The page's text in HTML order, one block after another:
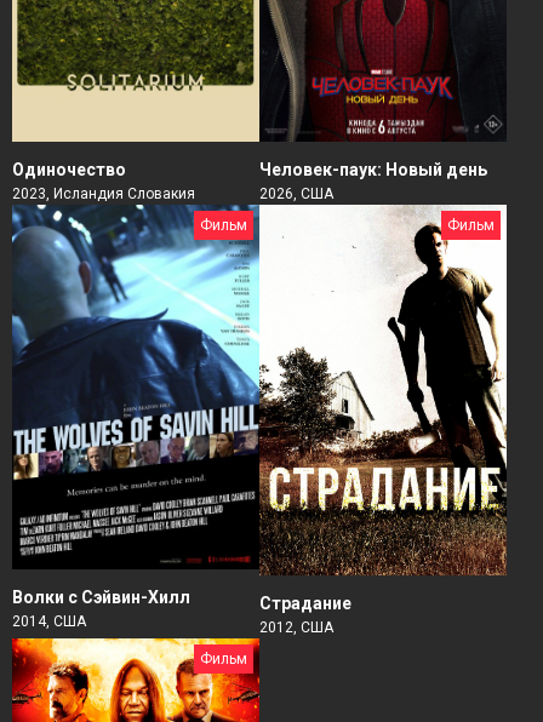
Одиночество
2023, Исландия Словакия
Человек-паук: Новый день
2026, США
Фильм
Волки с Сэйвин-Хилл
2014, США
Фильм
Страдание
2012, США
Фильм